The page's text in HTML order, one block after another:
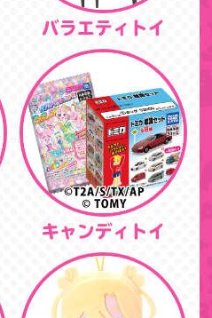
バラエティトイ
キャンディトイ